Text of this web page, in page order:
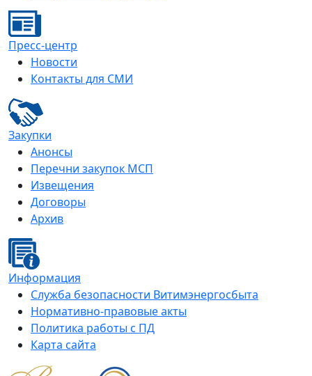
Пресс-центр
Новости
Контакты для СМИ
Закупки
Анонсы
Перечни закупок МСП
Извещения
Договоры
Архив
Информация
Служба безопасности Витимэнергосбыта
Нормативно-правовые акты
Политика работы с ПД
Карта сайта